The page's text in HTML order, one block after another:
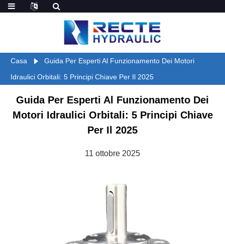
Casa
Guida Per Esperti Al Funzionamento Dei Motori
Idraulici Orbitali: 5 Principi Chiave Per Il 2025
Guida Per Esperti Al Funzionamento Dei
Motori Idraulici Orbitali: 5 Principi Chiave
Per Il 2025
11 ottobre 2025